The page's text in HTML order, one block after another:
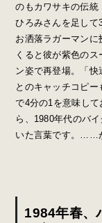
のもカワサキの伝統
ひろみさんを足して
お洒落ラガーマン
くると彼が紫色の
ン姿で再登場。「快
とのキャッチコピ
で4分の1を意味し
ら、1980年代のバ
いた言葉です。……
1984年春、